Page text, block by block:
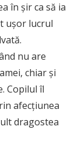
în şir ca să ia
uşor lucrul
nu are
chiar şi
Copilul îl
afecţiunea
dragostea